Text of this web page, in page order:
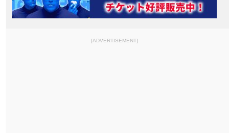
[ADVERTISEMENT]